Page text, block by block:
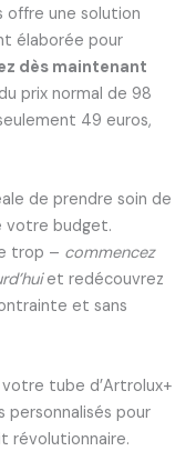
offre une solution
élaborée pour
dès maintenant
prix normal de 98
49 euros,
de prendre soin de
votre budget.
trop – commencez
et redécouvrez
et sans
tube d’Artrolux+
personnalisés pour
révolutionnaire.